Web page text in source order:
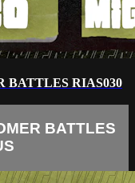
BATTLES RIAS030
BATTLES